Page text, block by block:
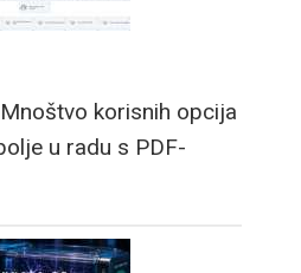
korisnih opcija
u radu s PDF-